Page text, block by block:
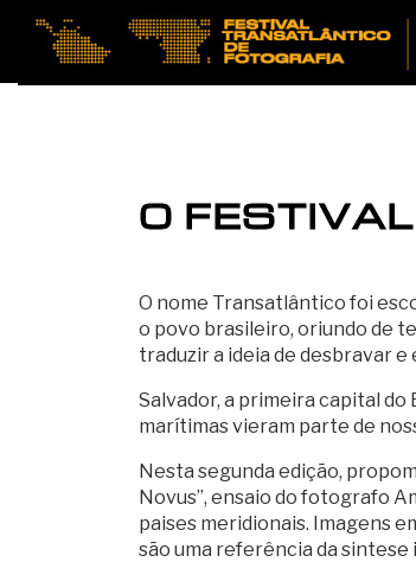
O FESTIVAL
O nome Transatlântico foi
o povo brasileiro, oriundo de
traduzir a ideia de desbravar
Salvador, a primeira capital
marítimas vieram parte de
Nesta segunda edição,
Novus”, ensaio do fotografo
paises meridionais. Imagens
são uma referência da